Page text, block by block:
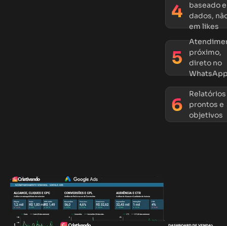
baseado
dados,
em likes
próximo,
direto no
Relatórios
prontos e
objetivos